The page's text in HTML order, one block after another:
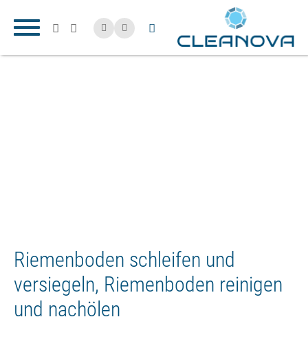
Riemenboden schleifen und
versiegeln, Riemenboden reinigen
und nachölen